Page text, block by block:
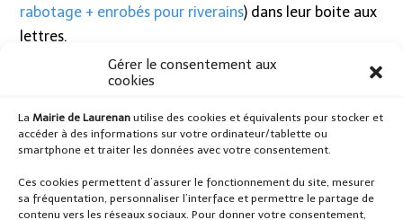
Gérer le consentement aux
cookies
La Mairie de Laurenan utilise des cookies et équivalents pour stocker et
accéder à des informations sur votre ordinateur/tablette ou
smartphone et traiter les données avec votre consentement.
Ces cookies permettent d’assurer le fonctionnement du site, mesurer
sa fréquentation, personnaliser l’interface et permettre le partage de
contenu vers les réseaux sociaux. Pour donner votre consentement,
rabotage + enrobés pour riverains) dans leur boite aux
lettres.
Il est ainsi demandé aux riverains de sortir leur
du 22 mai au soir.
L’entreprise COLAS remercie les riverains de respecter
ces consignes pour leur permettre de travailler dans
de bonnes conditions.